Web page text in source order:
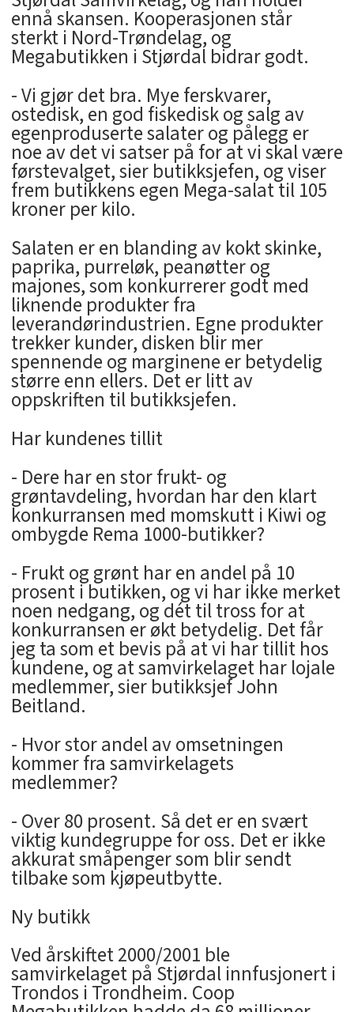
ennå skansen. Kooperasjonen står
sterkt i Nord-Trøndelag, og
Megabutikken i Stjørdal bidrar godt.
- Vi gjør det bra. Mye ferskvarer,
ostedisk, en god fiskedisk og salg av
egenproduserte salater og pålegg er
noe av det vi satser på for at vi skal være
førstevalget, sier butikksjefen, og viser
frem butikkens egen Mega-salat til 105
kroner per kilo.
Salaten er en blanding av kokt skinke,
paprika, purreløk, peanøtter og
majones, som konkurrerer godt med
liknende produkter fra
leverandørindustrien. Egne produkter
trekker kunder, disken blir mer
spennende og marginene er betydelig
større enn ellers. Det er litt av
oppskriften til butikksjefen.
Har kundenes tillit
- Dere har en stor frukt- og
grøntavdeling, hvordan har den klart
konkurransen med momskutt i Kiwi og
ombygde Rema 1000-butikker?
- Frukt og grønt har en andel på 10
prosent i butikken, og vi har ikke merket
noen nedgang, og dét til tross for at
konkurransen er økt betydelig. Det får
jeg ta som et bevis på at vi har tillit hos
kundene, og at samvirkelaget har lojale
medlemmer, sier butikksjef John
Beitland.
- Hvor stor andel av omsetningen
kommer fra samvirkelagets
medlemmer?
- Over 80 prosent. Så det er en svært
viktig kundegruppe for oss. Det er ikke
akkurat småpenger som blir sendt
tilbake som kjøpeutbytte.
Ny butikk
Ved årskiftet 2000/2001 ble
samvirkelaget på Stjørdal innfusjonert i
Trondos i Trondheim. Coop